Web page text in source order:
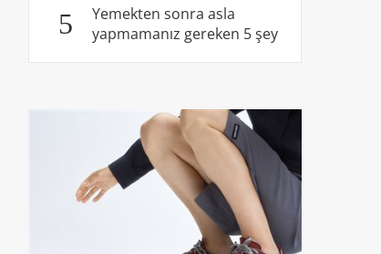
5
Yemekten sonra asla
yapmamanız gereken 5 şey